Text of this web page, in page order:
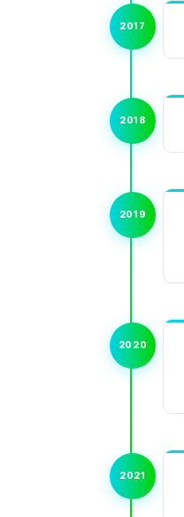
2017
2018
2019
2020
2021